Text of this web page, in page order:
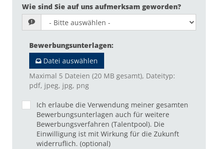
Wie sind Sie auf uns aufmerksam geworden?
Bewerbungsunterlagen:
Datei auswählen
Maximal 5 Dateien (20 MB gesamt), Dateityp:
pdf, jpeg, jpg, png
Ich erlaube die Verwendung meiner gesamten
Bewerbungsunterlagen auch für weitere
Bewerbungsverfahren (Talentpool). Die
Einwilligung ist mit Wirkung für die Zukunft
widerruflich. (optional)